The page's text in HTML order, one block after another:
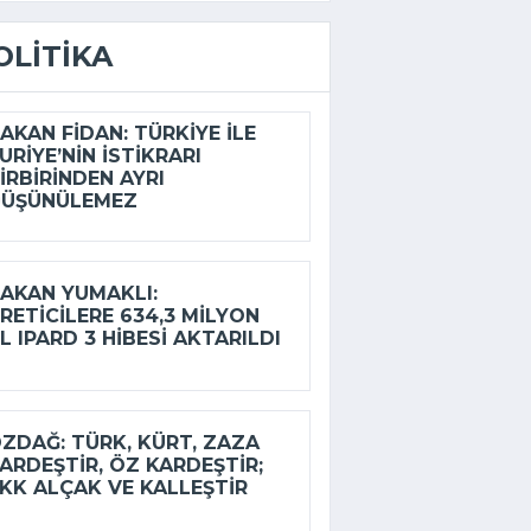
FIDAN: TÜRKIYE ILE
ISTIKRARI
AYRI
YUMAKLI:
634,3 MILYON
IPARD 3 HIBESI AKTARILDI
TÜRK, KÜRT, ZAZA
ÖZ KARDEŞTIR;
ALÇAK VE KALLEŞTIR